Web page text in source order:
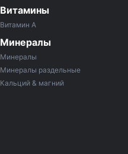
Витамины
Витамин A
Минералы
Минералы
Минералы раздельные
Кальций & магний